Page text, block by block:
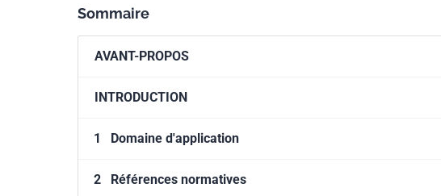
Sommaire
AVANT-PROPOS
INTRODUCTION
1 Domaine d'application
2 Références normatives